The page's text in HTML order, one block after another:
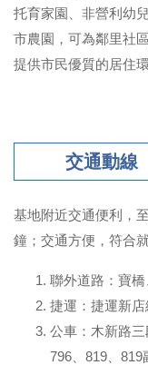
托育家園、非營利幼
市農園，可為鄰里社
提供市民優質的居住環
交通動線
基地附近交通便利，
鐘；交通方便，符合
聯外道路：寶
捷運：捷運新店
公車：木新路三
796、819、819